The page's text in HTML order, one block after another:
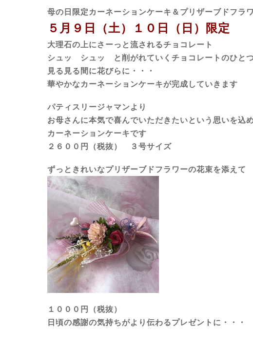
母の日限定カーネーションケーキ＆プリザーブドフラ
５月９日（土）１０日（日）限定
大理石の上にさーっと流されるチョコレート
シュッ シュッ と削がれていくチョコレートのひと
見る見る間に花びらに・・・
華やかなカーネーションケーキが完成していきます
パティスリージャマンより
お母さんに本気で喜んでいただきたいという思いを込
カーネーションケーキです
２６００円（税抜） ３号サイズ
ずっときれいなプリザーブドフラワーの花束を添えて
１０００円（税抜）
日頃の感謝の気持ちがより伝わるプレゼントに・・・